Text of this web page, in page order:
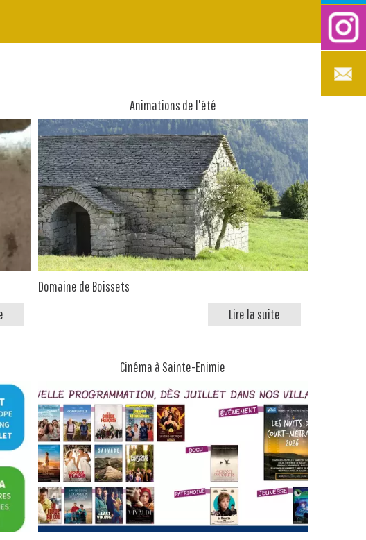
Animations de l'été
Domaine de Boissets
Cinéma à Sainte-Enimie